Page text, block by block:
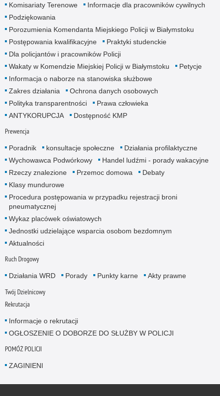
Komisariaty Terenowe
Informacje dla pracowników cywilnych
Podziękowania
Porozumienia Komendanta Miejskiego Policji w Białymstoku
Postępowania kwalifikacyjne
Praktyki studenckie
Dla policjantów i pracowników Policji
Wakaty w Komendzie Miejskiej Policji w Białymstoku
Petycje
Informacja o naborze na stanowiska służbowe
Zakres działania
Ochrona danych osobowych
Polityka transparentności
Prawa człowieka
ANTYKORUPCJA
Dostępność KMP
Prewencja
Poradnik konsultacje społeczne
Działania profilaktyczne
Wychowawca Podwórkowy
Handel ludźmi - porady wakacyjne
Rzeczy znalezione
Przemoc domowa
Debaty
Klasy mundurowe
Procedura postępowania w przypadku rejestracji broni
pneumatycznej
Wykaz placówek oświatowych
Jednostki udzielające wsparcia osobom bezdomnym
Aktualności
Ruch Drogowy
Działania WRD Porady Punkty karne Akty prawne
Twój Dzielnicowy
Rekrutacja
Informacje o rekrutacji
OGŁOSZENIE O DOBORZE DO SŁUŻBY W POLICJI
POMÓŻ POLICJI
ZAGINIENI